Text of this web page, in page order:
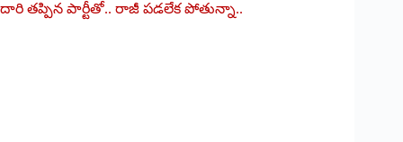
దారి తప్పిన పార్టీతో.. రాజీ పడలేక పోతున్నా..